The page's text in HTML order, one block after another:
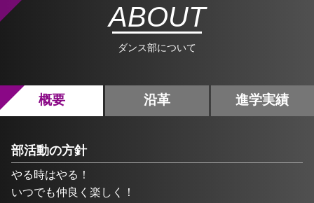
ダンス部について
ABOUT
概要 沿革 進学実績
部活動の方針
やる時はやる！
いつでも仲良く楽しく！